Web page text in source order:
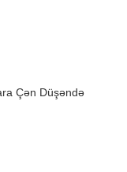
Çən Düşəndə